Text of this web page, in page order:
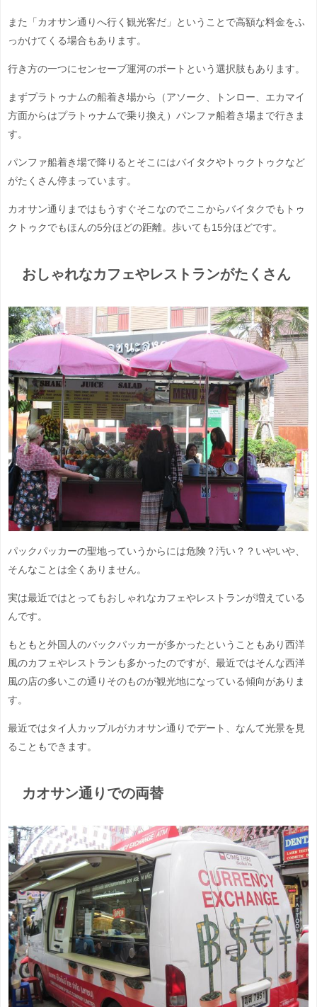
また「カオサン通りへ行く観光客だ」ということで高額な料金をふ
っかけてくる場合もあります。
行き方の一つにセンセーブ運河のボートという選択肢もあります。
まずプラトゥナムの船着き場から（アソーク、トンロー、エカマイ
方面からはプラトゥナムで乗り換え）パンファ船着き場まで行きま
す。
パンファ船着き場で降りるとそこにはバイタクやトゥクトゥクなど
がたくさん停まっています。
カオサン通りまではもうすぐそこなのでここからバイタクでもトゥ
クトゥクでもほんの5分ほどの距離。歩いても15分ほどです。
おしゃれなカフェやレストランがたくさん
パックパッカーの聖地っていうからには危険？汚い？？いやいや、
そんなことは全くありません。
実は最近ではとってもおしゃれなカフェやレストランが増えている
んです。
もともと外国人のバックパッカーが多かったということもあり西洋
風のカフェやレストランも多かったのですが、最近ではそんな西洋
風の店の多いこの通りそのものが観光地になっている傾向がありま
す。
最近ではタイ人カップルがカオサン通りでデート、なんて光景を見
ることもできます。
カオサン通りでの両替